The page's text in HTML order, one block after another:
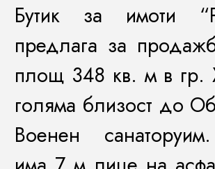
Бутик за имоти
предлага за
площ 348 кв. м в гр.
голяма близост до
Военен